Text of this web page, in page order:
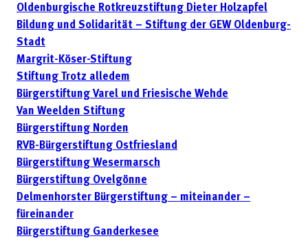
Oldenburgische Rotkreuzstiftung Dieter Holzapfel
Bildung und Solidarität – Stiftung der GEW Oldenburg-
Stadt
Margrit-Köser-Stiftung
Stiftung Trotz alledem
Bürgerstiftung Varel und Friesische Wehde
Van Weelden Stiftung
Bürgerstiftung Norden
RVB-Bürgerstiftung Ostfriesland
Bürgerstiftung Wesermarsch
Bürgerstiftung Ovelgönne
Delmenhorster Bürgerstiftung – miteinander –
füreinander
Bürgerstiftung Ganderkesee